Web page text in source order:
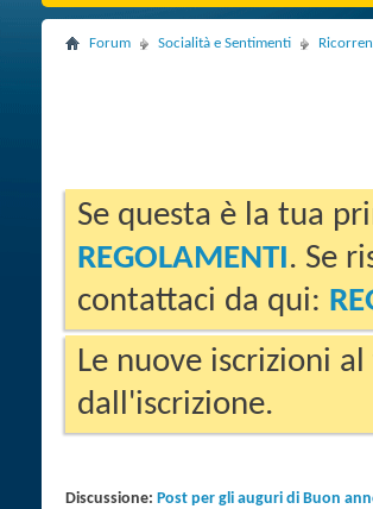
Forum Socialità e Sentimenti
Se questa è la tua
REGOLAMENTI. Se
contattaci da qui:
Le nuove iscrizioni
dall'iscrizione.
Discussione: Post per gli auguri di Buon